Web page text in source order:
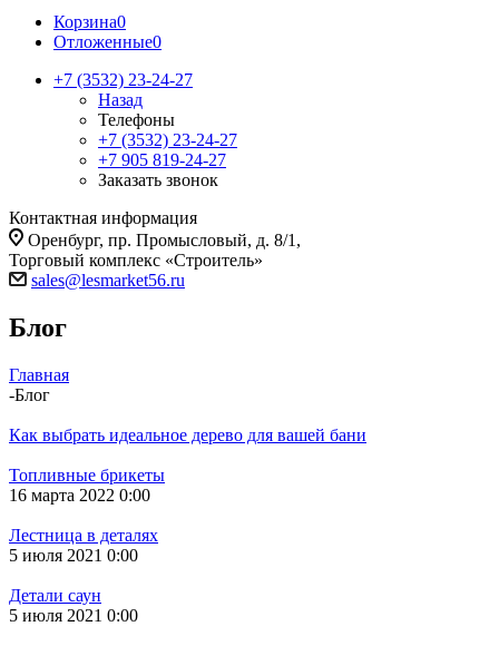
Корзина0
Отложенные0
+7 (3532) 23-24-27
Назад
Телефоны
+7 (3532) 23-24-27
+7 905 819-24-27
Заказать звонок
Контактная информация
Оренбург, пр. Промысловый, д. 8/1,
Торговый комплекс «Строитель»
sales@lesmarket56.ru
Блог
Главная
-Блог
Как выбрать идеальное дерево для вашей бани
Топливные брикеты
16 марта 2022 0:00
Лестница в деталях
5 июля 2021 0:00
Детали саун
5 июля 2021 0:00